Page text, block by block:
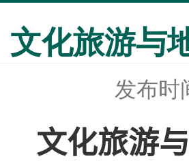
文化旅游与
发布时
文化旅游